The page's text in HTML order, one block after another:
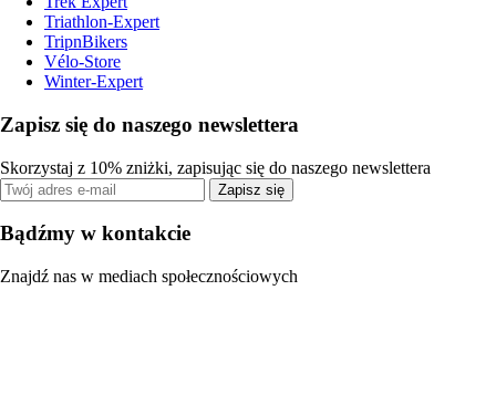
Triathlon-Expert
TripnBikers
Vélo-Store
Winter-Expert
Zapisz się do naszego newslettera
Skorzystaj z 10% zniżki, zapisując się do naszego newslettera
Zapisz się
Bądźmy w kontakcie
Znajdź nas w mediach społecznościowych